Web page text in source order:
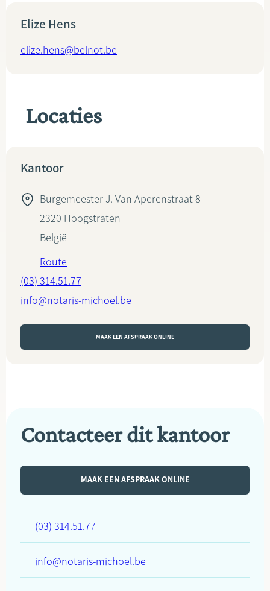
Elize Hens
elize.hens@belnot.be
Locaties
Kantoor
Burgemeester J. Van Aperenstraat 8
2320 Hoogstraten
België
Route
(03) 314.51.77
info@notaris-michoel.be
MAAK EEN AFSPRAAK ONLINE
Contacteer dit kantoor
MAAK EEN AFSPRAAK ONLINE
(03) 314.51.77
info@notaris-michoel.be